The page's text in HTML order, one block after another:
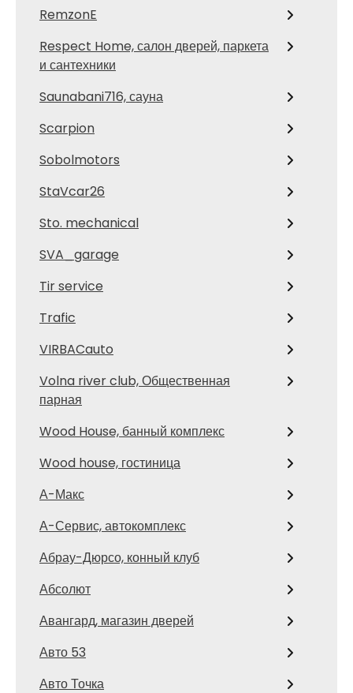
RemzonE
Respect Home, салон дверей, паркета
и сантехники
Saunabani716, сауна
Scarpion
Sobolmotors
StaVcar26
Sto. mechanical
SVA_garage
Tir service
Trafic
VIRBACauto
Volna river club, Общественная
парная
Wood House, банный комплекс
Wood house, гостиница
А-Макс
А-Сервис, автокомплекс
Абрау-Дюрсо, конный клуб
Абсолют
Авангард, магазин дверей
Авто 53
Авто Точка